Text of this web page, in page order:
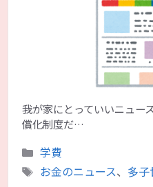
我が家にとっていいニュー
償化制度だ…
カ
テ
学費
タ
お金のニュース、 多